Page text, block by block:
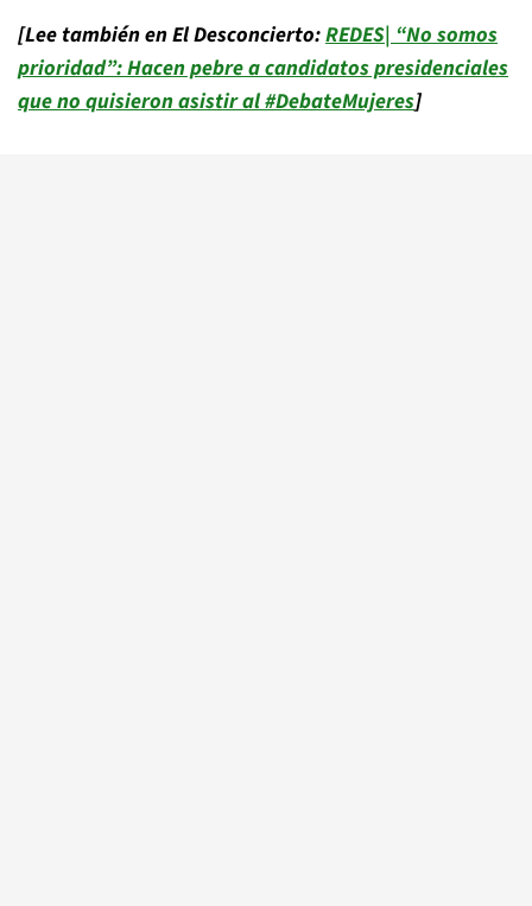
[Lee también en El Desconcierto:REDES| “No somos
prioridad”: Hacen pebre a candidatos presidenciales
que no quisieron asistir al #DebateMujeres]